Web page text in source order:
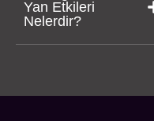
Yan Etkileri
Nelerdir?